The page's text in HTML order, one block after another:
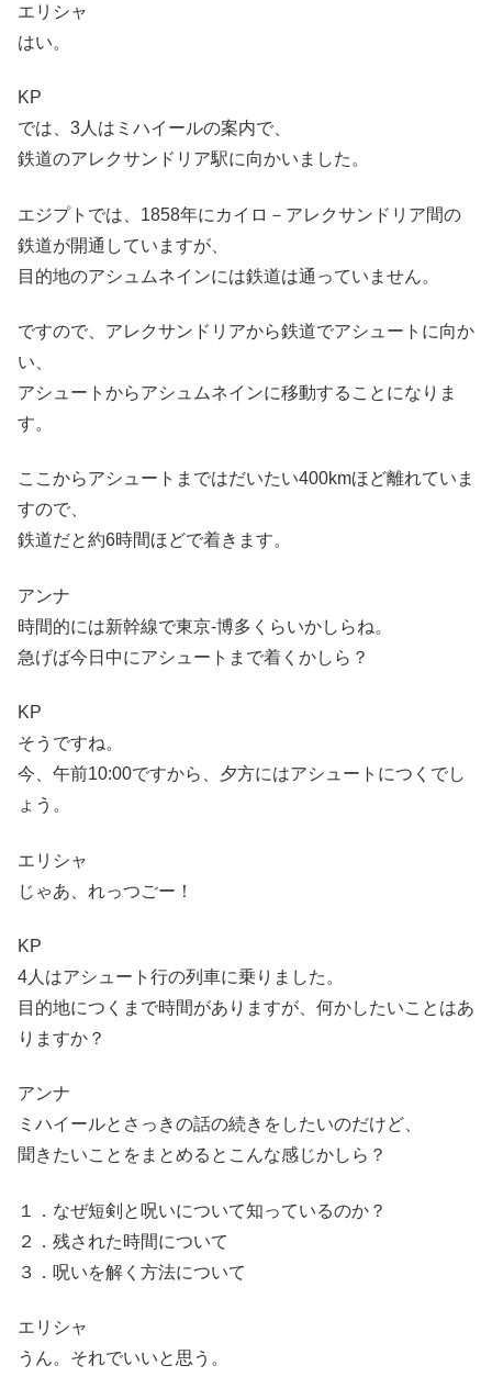
エリシャ
はい。
KP
では、3人はミハイールの案内で、
鉄道のアレクサンドリア駅に向かいました。
エジプトでは、1858年にカイロ－アレクサンドリア間の
鉄道が開通していますが、
目的地のアシュムネインには鉄道は通っていません。
ですので、アレクサンドリアから鉄道でアシュートに向か
い、
アシュートからアシュムネインに移動することになりま
す。
ここからアシュートまではだいたい400kmほど離れていま
すので、
鉄道だと約6時間ほどで着きます。
アンナ
時間的には新幹線で東京-博多くらいかしらね。
急げば今日中にアシュートまで着くかしら？
KP
そうですね。
今、午前10:00ですから、夕方にはアシュートにつくでし
ょう。
エリシャ
じゃあ、れっつごー！
KP
4人はアシュート行の列車に乗りました。
目的地につくまで時間がありますが、何かしたいことはあ
りますか？
アンナ
ミハイールとさっきの話の続きをしたいのだけど、
聞きたいことをまとめるとこんな感じかしら？
１．なぜ短剣と呪いについて知っているのか？
２．残された時間について
３．呪いを解く方法について
エリシャ
うん。それでいいと思う。